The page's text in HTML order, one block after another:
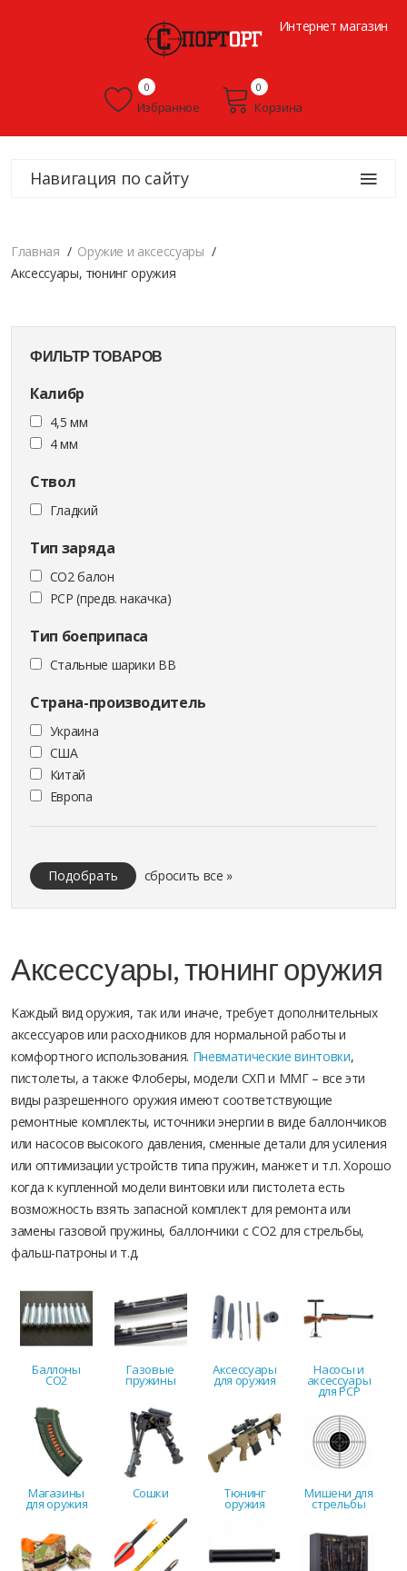
Интернет магазин
Избранное
0
Корзина
0
Навигация по сайту
Главная
Оружие и аксессуары
Аксессуары, тюнинг оружия
ФИЛЬТР ТОВАРОВ
Калибр
4,5 мм
4 мм
Ствол
Гладкий
Тип заряда
CO2 балон
PCP (предв. накачка)
Тип боеприпаса
Стальные шарики ВВ
Страна-производитель
Украина
США
Китай
Европа
Подобрать сбросить все »
Аксессуары, тюнинг оружия
Каждый вид оружия, так или иначе, требует дополнительных
аксессуаров или расходников для нормальной работы и
комфортного использования. Пневматические винтовки,
пистолеты, а также Флоберы, модели СХП и ММГ – все эти
виды разрешенного оружия имеют соответствующие
ремонтные комплекты, источники энергии в виде баллончиков
или насосов высокого давления, сменные детали для усиления
или оптимизации устройств типа пружин, манжет и т.п. Хорошо
когда к купленной модели винтовки или пистолета есть
возможность взять запасной комплект для ремонта или
замены газовой пружины, баллончики с СО2 для стрельбы,
фальш-патроны и т.д.
Баллоны
CO2
Газовые
пружины
Аксессуары
для оружия
Насосы и
аксессуары
для PCP
Магазины
для оружия
Сошки Тюнинг
оружия
Мишени для
стрельбы